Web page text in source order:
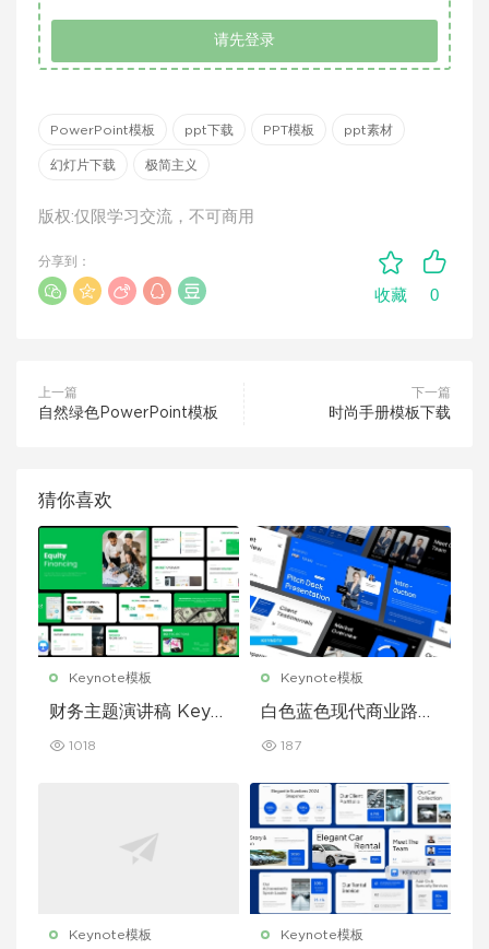
请先登录
PowerPoint模板 ppt下载 PPT模板 ppt素材
幻灯片下载 极简主义
版权:仅限学习交流，不可商用
收藏 0
分享到：
上一篇
自然绿色PowerPoint模板
下一篇
时尚手册模板下载
猜你喜欢
Keynote模板
财务主题演讲稿 Keyn
1018
Keynote模板
白色蓝色现代商业路演
板
187
Keynote模板 Keynote模板